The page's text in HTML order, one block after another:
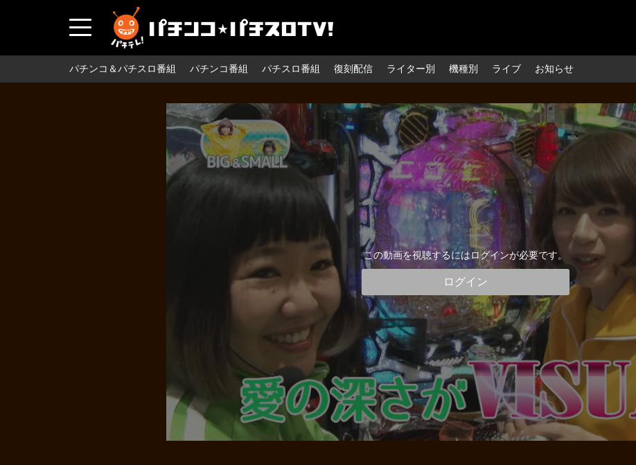
パチンコ＆パチスロ番組 パチンコ番組 パチスロ番組 復刻配信 ライター別 機種別 ライブ お知らせ
この動画を視聴するにはログインが必要です。
ログイン